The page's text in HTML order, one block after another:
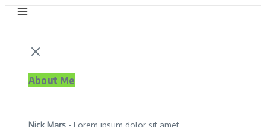
About Me
Nick Mars - Lorem ipsum dolor sit amet,